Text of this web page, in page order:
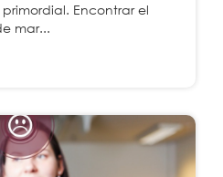
Encontrar el
mar...